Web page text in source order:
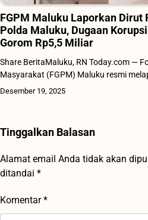
FGPM Maluku Laporkan
Polda Maluku, Dugaan
Gorom Rp5,5 Miliar
Share BeritaMaluku, RN Today.com —
Masyarakat (FGPM) Maluku resmi
Desember 19, 2025
Tinggalkan Balasan
Alamat email Anda tidak akan
ditandai *
Komentar*